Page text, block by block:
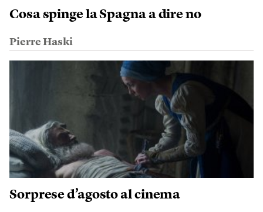
Cosa spinge la Spagna a dire no
Pierre Haski
Sorprese d’agosto al cinema